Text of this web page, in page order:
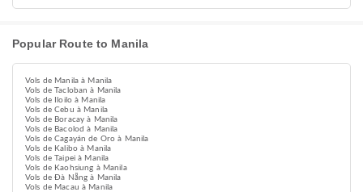
Popular Route to Manila
Vols de Manila à Manila
Vols de Tacloban à Manila
Vols de Iloilo à Manila
Vols de Cebu à Manila
Vols de Boracay à Manila
Vols de Bacolod à Manila
Vols de Cagayán de Oro à Manila
Vols de Kalibo à Manila
Vols de Taipei à Manila
Vols de Kaohsiung à Manila
Vols de Đà Nẵng à Manila
Vols de Macau à Manila